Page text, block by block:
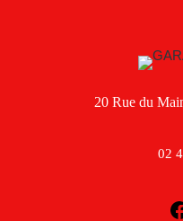
20 Rue du
02